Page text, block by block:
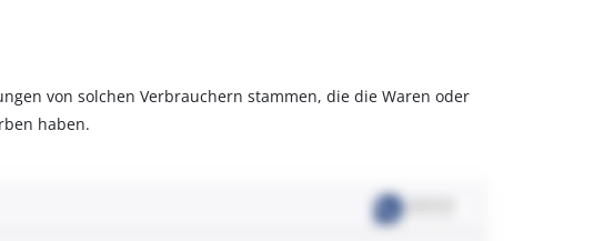
von solchen Verbrauchern stammen, die die Waren oder
haben.